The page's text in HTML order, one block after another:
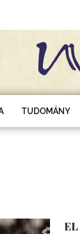
TUDOMÁNY
EL